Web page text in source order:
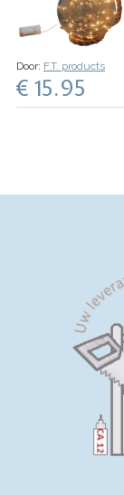
Door: F.T. products
€ 15.95